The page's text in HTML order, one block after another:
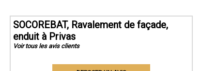
SOCOREBAT, Ravalement de façade,
enduit à Privas
Voir tous les avis clients